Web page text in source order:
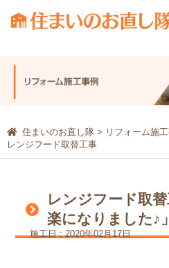
住まいのお直し隊> リフォーム施工
レンジフード取替工事
レンジフード取
楽になりました♪」
施工日 : 2020年02月17日